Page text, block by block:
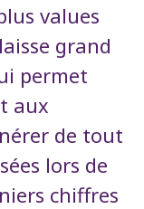
values
grand
permet
aux
de tout
lors de
chiffres